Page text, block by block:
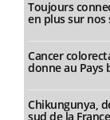
Toujours
en plus sur nos
Cancer
donne au Pays
Chikungunya,
sud de la